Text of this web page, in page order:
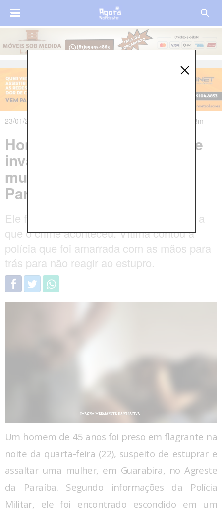
23/01/2020 às 21h16m - Atualizado em 23/01/2020 às 22h48m
Homem é preso suspeito de
invadir casa e estuprar
mulher em Guarabira, na
Paraíba
Ele foi encontrado em uma casa vizinha a
que o crime aconteceu. Vítima contou à
polícia que foi amarrada com as mãos para
trás para não reagir ao estupro.
Um homem de 45 anos foi preso em flagrante na
noite da quarta-feira (22), suspeito de estuprar e
assaltar uma mulher, em Guarabira, no Agreste
da Paraíba. Segundo informações da Polícia
Militar, ele foi encontrado escondido em um